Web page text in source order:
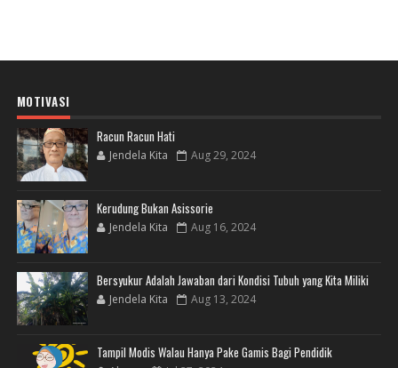
MOTIVASI
Racun Racun Hati
Jendela Kita Aug 29, 2024
Kerudung Bukan Asissorie
Jendela Kita Aug 16, 2024
Bersyukur Adalah Jawaban dari Kondisi Tubuh yang Kita Miliki
Jendela Kita Aug 13, 2024
Tampil Modis Walau Hanya Pake Gamis Bagi Pendidik